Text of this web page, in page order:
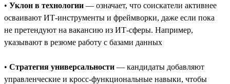
• Уклон в технологии — означает, что соискатели активнее
осваивают ИТ-инструменты и фреймворки, даже если пока
не претендуют на вакансию из ИТ-сферы. Например,
указывают в резюме работу с базами данных
• Стратегия универсальности — кандидаты добавляют
управленческие и кросс-функциональные навыки, чтобы